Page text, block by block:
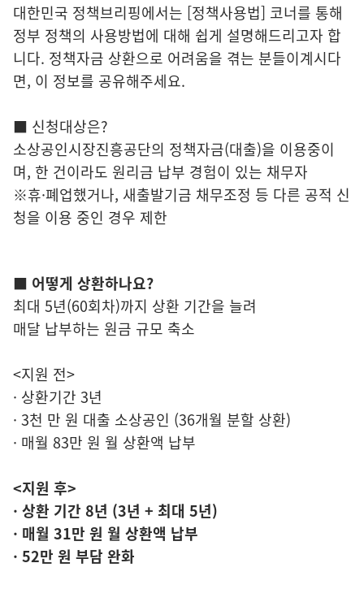
대한민국 정책브리핑에서는 [정책사용법] 코너를 통해
정부 정책의 사용방법에 대해 쉽게 설명해드리고자 합
니다. 정책자금 상환으로 어려움을 겪는 분들이계시다
면, 이 정보를 공유해주세요.
■ 신청대상은?
소상공인시장진흥공단의 정책자금(대출)을 이용중이
며, 한 건이라도 원리금 납부 경험이 있는 채무자
※휴·폐업했거나, 새출발기금 채무조정 등 다른 공적 신
청을 이용 중인 경우 제한
■ 어떻게 상환하나요?
최대 5년(60회차)까지 상환 기간을 늘려
매달 납부하는 원금 규모 축소
<지원 전>
· 상환기간 3년
· 3천 만 원 대출 소상공인 (36개월 분할 상환)
· 매월 83만 원 월 상환액 납부
<지원 후>
· 상환 기간 8년 (3년 + 최대 5년)
· 매월 31만 원 월 상환액 납부
· 52만 원 부담 완화